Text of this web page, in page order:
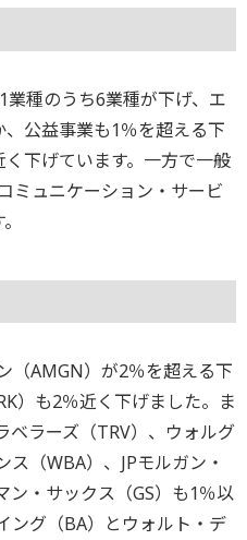
種のうち6業種が下げ、エ
公益事業も1％を超える下
下げています。一方で一般
ミュニケーション・サービ
（AMGN）が2％を超える下
）も2％近く下げました。ま
ベラーズ（TRV）、ウォルグ
（WBA）、JPモルガン・
ン・サックス（GS）も1％以
ング（BA）とウォルト・デ